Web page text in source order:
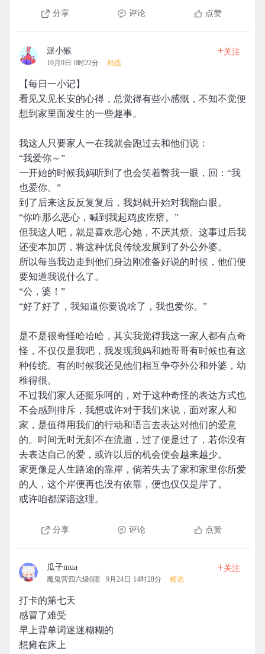
分享 评论 点赞
派小猴
10月9日 0时22分 精选
+关注
【每日一小记】
看见又见长安的心得，总觉得有些小感慨，不知不觉便
想到家里面发生的一些趣事。
我这人只要家人一在我就会跑过去和他们说：
“我爱你～”
一开始的时候我妈听到了也会笑着瞥我一眼，回：“我
也爱你。”
到了后来这反反复复后，我妈就开始对我翻白眼。
“你咋那么恶心，喊到我起鸡皮疙瘩。”
但我这人吧，就是喜欢恶心她，不厌其烦。这事过后我
还变本加厉，将这种优良传统发展到了外公外婆。
所以每当我边走到他们身边刚准备好说的时候，他们便
要知道我说什么了。
“公，婆！”
“好了好了，我知道你要说啥了，我也爱你。”
是不是很奇怪哈哈哈，其实我觉得我这一家人都有点奇
怪，不仅仅是我吧，我发现我妈和她哥哥有时候也有这
种传统。有的时候我还见他们相互争夺外公和外婆，幼
稚得很。
不过我们家人还挺乐呵的，对于这种奇怪的表达方式也
不会感到排斥，我想或许对于我们来说，面对家人和
家，是值得用我们的行动和语言去表达对他们的爱意
的。时间无时无刻不在流逝，过了便是过了，若你没有
去表达自己的爱，或许以后的机会便会越来越少。
家更像是人生路途的靠岸，倘若失去了家和家里你所爱
的人，这个岸便再也没有依靠，便也仅仅是岸了。
或许咱都深谙这理。
分享 评论 点赞
瓜子mua
魔鬼营四六级8团 9月24日 14时28分 精选
+关注
打卡的第七天
感冒了难受
早上背单词迷迷糊糊的
想瘫在床上